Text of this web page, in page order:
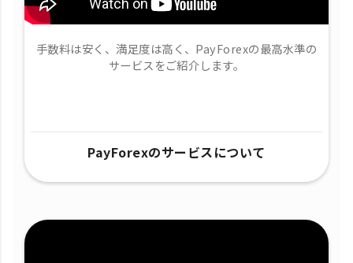
手数料は安く、満足度は高く、PayForexの最高水準の
サービスをご紹介します。
PayForexのサービスについて